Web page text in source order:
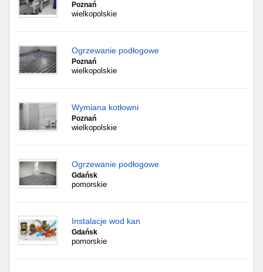
Poznań
wielkopolskie
Ogrzewanie podłogowe
Poznań
wielkopolskie
Wymiana kotłowni
Poznań
wielkopolskie
Ogrzewanie podłogowe
Gdańsk
pomorskie
Instalacje wod kan
Gdańsk
pomorskie